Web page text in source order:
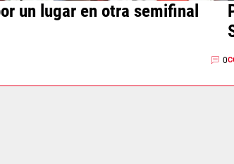
un lugar en otra semifinal
0